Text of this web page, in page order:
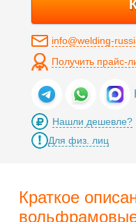
info@welding-
Получить прайс-
Нашли дешевле?
Для физ. лиц
Краткое